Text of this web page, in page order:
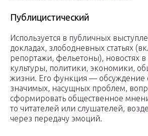
Публицистический
Используется в публичных
докладах, злободневных статьях
репортажи, фельетоны), новостях
культуры, политики, экономики,
жизни. Его функция — обсуждение
значимых, насущных проблем,
сформировать общественное
то читателей или слушателей,
через передачу эмоций.